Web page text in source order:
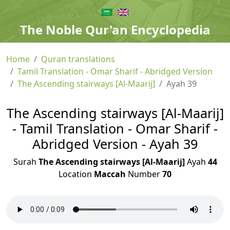
The Noble Qur'an Encyclopedia
Home
Quran translations
Tamil Translation - Omar Sharif - Abridged Version
The Ascending stairways [Al-Maarij]
Ayah 39
The Ascending stairways [Al-Maarij]
- Tamil Translation - Omar Sharif -
Abridged Version - Ayah 39
Surah The Ascending stairways [Al-Maarij]Ayah 44
Location Maccah Number70